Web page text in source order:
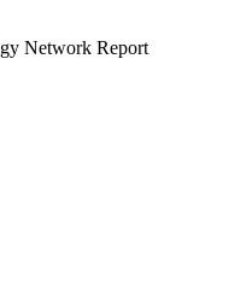
Network Report